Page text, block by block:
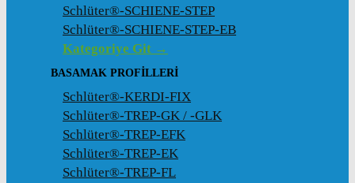
Schlüter®-SCHIENE-STEP
Schlüter®-SCHIENE-STEP-EB
Kategoriye Git →
BASAMAK PROFILLERI
Schlüter®-KERDI-FIX
Schlüter®-TREP-GK / -GLK
Schlüter®-TREP-EFK
Schlüter®-TREP-EK
Schlüter®-TREP-FL